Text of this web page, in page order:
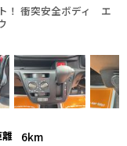
！ 衝突安全ボディ エ
6km